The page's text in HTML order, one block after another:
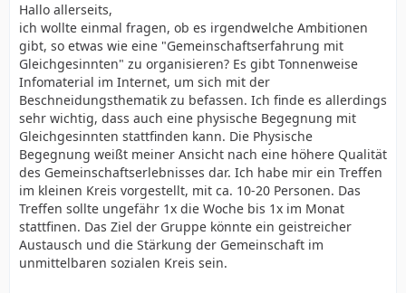
Hallo allerseits,
ich wollte einmal fragen, ob es irgendwelche Ambitionen
gibt, so etwas wie eine "Gemeinschaftserfahrung mit
Gleichgesinnten" zu organisieren? Es gibt Tonnenweise
Infomaterial im Internet, um sich mit der
Beschneidungsthematik zu befassen. Ich finde es allerdings
sehr wichtig, dass auch eine physische Begegnung mit
Gleichgesinnten stattfinden kann. Die Physische
Begegnung weißt meiner Ansicht nach eine höhere Qualität
des Gemeinschaftserlebnisses dar. Ich habe mir ein Treffen
im kleinen Kreis vorgestellt, mit ca. 10-20 Personen. Das
Treffen sollte ungefähr 1x die Woche bis 1x im Monat
stattfinen. Das Ziel der Gruppe könnte ein geistreicher
Austausch und die Stärkung der Gemeinschaft im
unmittelbaren sozialen Kreis sein.